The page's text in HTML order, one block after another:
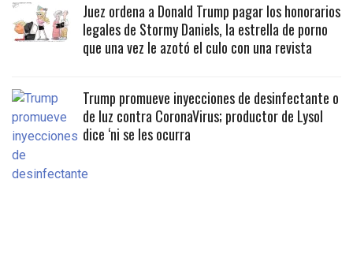
Juez ordena a Donald Trump pagar los honorarios
legales de Stormy Daniels, la estrella de porno
que una vez le azotó el culo con una revista
Trump promueve inyecciones de desinfectante o
de luz contra CoronaVirus; productor de Lysol
dice ‘ni se les ocurra